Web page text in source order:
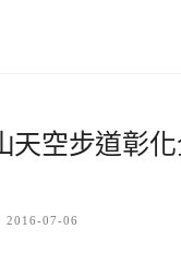
天空步道彰
2016-07-06